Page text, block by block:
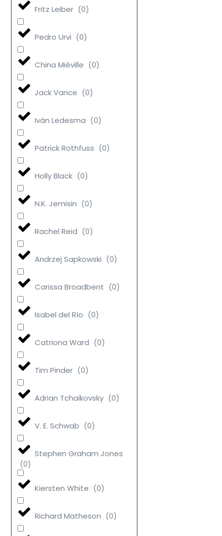
Fritz Leiber (0)
Pedro Urvi (0)
China Miéville (0)
Jack Vance (0)
Iván Ledesma (0)
Patrick Rothfuss (0)
Holly Black (0)
N.K. Jemisin (0)
Rachel Reid (0)
Andrzej Sapkowski (0)
Carissa Broadbent (0)
Isabel del Río (0)
Catriona Ward (0)
Tim Pinder (0)
Adrian Tchaikovsky (0)
V. E. Schwab (0)
Stephen Graham Jones
(0)
Kiersten White (0)
Richard Matheson (0)